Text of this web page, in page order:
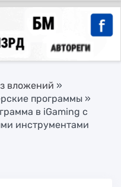
вложений »
программы »
в iGaming с
инструментами